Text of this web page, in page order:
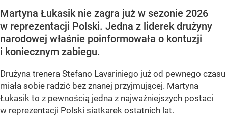
Martyna Łukasik nie zagra już w sezonie 2026
w reprezentacji Polski. Jedna z liderek drużyny
narodowej właśnie poinformowała o kontuzji
i koniecznym zabiegu.
Drużyna trenera Stefano Lavariniego już od pewnego czasu
miała sobie radzić bez znanej przyjmującej. Martyna
Łukasik to z pewnością jedna z najważniejszych postaci
w reprezentacji Polski siatkarek ostatnich lat.